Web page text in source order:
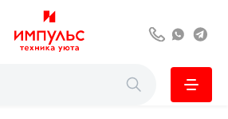
8 800 222 63